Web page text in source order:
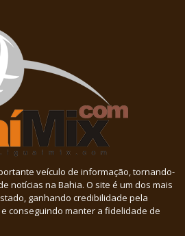
veículo de informação, tornando-
notícias na Bahia. O site é um dos mais
ganhando credibilidade pela
conseguindo manter a fidelidade de